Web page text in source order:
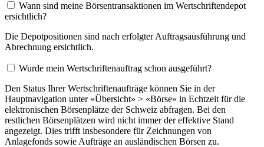
Wann sind meine Börsentransaktionen im Wertschriftendepot
ersichtlich?
Die Depotpositionen sind nach erfolgter Auftragsausführung und
Abrechnung ersichtlich.
Wurde mein Wertschriftenauftrag schon ausgeführt?
Den Status Ihrer Wertschriftenaufträge können Sie in der
Hauptnavigation unter «Übersicht» > «Börse» in Echtzeit für die
elektronischen Börsenplätze der Schweiz abfragen. Bei den
restlichen Börsenplätzen wird nicht immer der effektive Stand
angezeigt. Dies trifft insbesondere für Zeichnungen von
Anlagefonds sowie Aufträge an ausländischen Börsen zu.